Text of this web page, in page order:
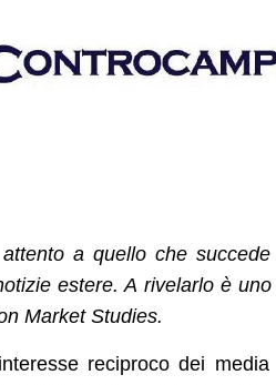
a quello che
estere. A rivelarlo è
Market Studies.
reciproco dei